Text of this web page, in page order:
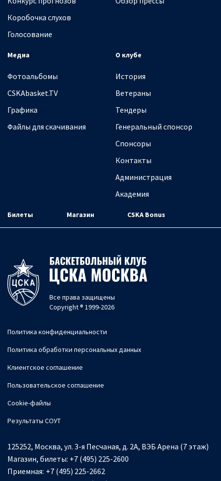
Коробочка слухов
Голосование
Медиа
Фотоальбомы
CSKAbasket.TV
Графика
Файлы для скачивания
О клубе
История
Ветераны
Тендеры
Генеральный спонсор
Спонсоры
Контакты
Администрация
Академия
Билеты Магазин CSKA Bonus
Все права защищены
Copyright ® 1999-2026
Политика конфиденциальности
Политика обработки персональных данных
Клиентское соглашение
Пользовательское соглашение
Cookie-файлы
Результаты СОУТ
125252, Москва, ул. 3-я Песчаная, д. 2А, ВЭБ Арена (7 этаж)
Магазин, билеты: +7 (495) 225-2600
Приемная: +7 (495) 225-2662